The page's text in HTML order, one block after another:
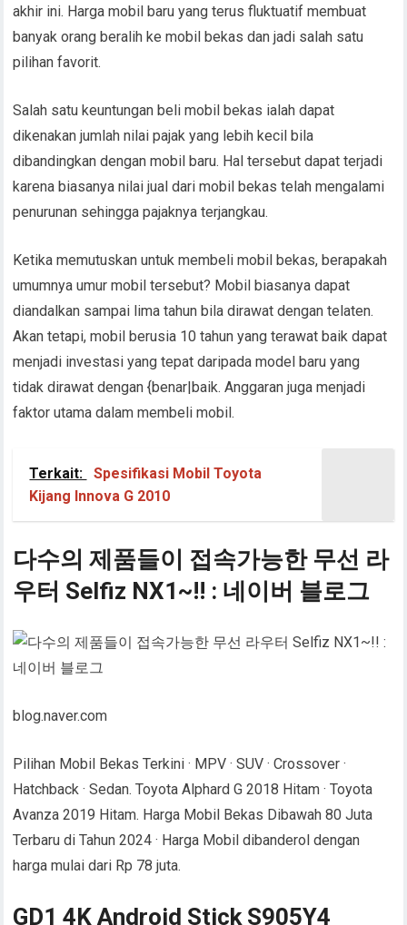
akhir ini. Harga mobil baru yang terus fluktuatif membuat
banyak orang beralih ke mobil bekas dan jadi salah satu
pilihan favorit.
Salah satu keuntungan beli mobil bekas ialah dapat
dikenakan jumlah nilai pajak yang lebih kecil bila
dibandingkan dengan mobil baru. Hal tersebut dapat terjadi
karena biasanya nilai jual dari mobil bekas telah mengalami
penurunan sehingga pajaknya terjangkau.
Ketika memutuskan untuk membeli mobil bekas, berapakah
umumnya umur mobil tersebut? Mobil biasanya dapat
diandalkan sampai lima tahun bila dirawat dengan telaten.
Akan tetapi, mobil berusia 10 tahun yang terawat baik dapat
menjadi investasi yang tepat daripada model baru yang
tidak dirawat dengan {benar|baik. Anggaran juga menjadi
faktor utama dalam membeli mobil.
Terkait:
Spesifikasi Mobil Toyota
Kijang Innova G 2010
다수의 제품들이 접속가능한 무선 라
우터 Selfiz NX1~!! : 네이버 블로그
blog.naver.com
Pilihan Mobil Bekas Terkini · MPV · SUV · Crossover ·
Hatchback · Sedan. Toyota Alphard G 2018 Hitam · Toyota
Avanza 2019 Hitam. Harga Mobil Bekas Dibawah 80 Juta
Terbaru di Tahun 2024 · Harga Mobil dibanderol dengan
harga mulai dari Rp 78 juta.
GD1 4K Android Stick S905Y4